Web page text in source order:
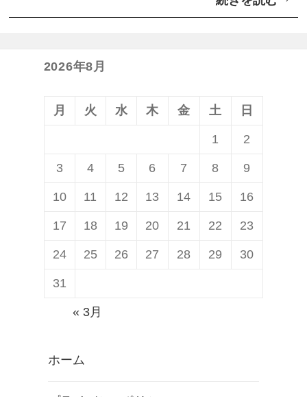
れ
2026年8月
月 火 水 木 金 土 日
1 2
3 4 5 6 7 8 9
10 11 12 13 14 15 16
17 18 19 20 21 22 23
24 25 26 27 28 29 30
31
« 3月
ホーム